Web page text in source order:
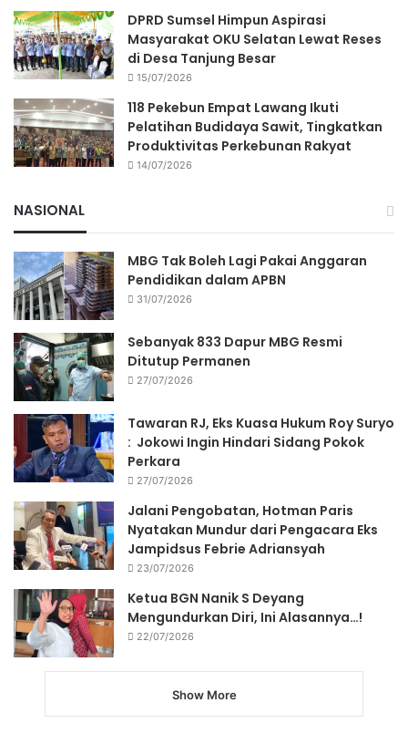
DPRD Sumsel Himpun Aspirasi
Masyarakat OKU Selatan Lewat Reses
di Desa Tanjung Besar
15/07/2026
118 Pekebun Empat Lawang Ikuti
Pelatihan Budidaya Sawit, Tingkatkan
Produktivitas Perkebunan Rakyat
14/07/2026
NASIONAL
MBG Tak Boleh Lagi Pakai Anggaran
Pendidikan dalam APBN
31/07/2026
Sebanyak 833 Dapur MBG Resmi
Ditutup Permanen
27/07/2026
Tawaran RJ, Eks Kuasa Hukum Roy Suryo
: Jokowi Ingin Hindari Sidang Pokok
Perkara
27/07/2026
Jalani Pengobatan, Hotman Paris
Nyatakan Mundur dari Pengacara Eks
Jampidsus Febrie Adriansyah
23/07/2026
Ketua BGN Nanik S Deyang
Mengundurkan Diri, Ini Alasannya…!
22/07/2026
Show More